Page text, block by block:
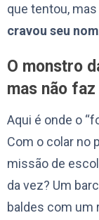
que tentou,
cravou seu
O monstro
mas não faz
Aqui é onde o
Com o colar no
missão de
da vez? Um
baldes com um